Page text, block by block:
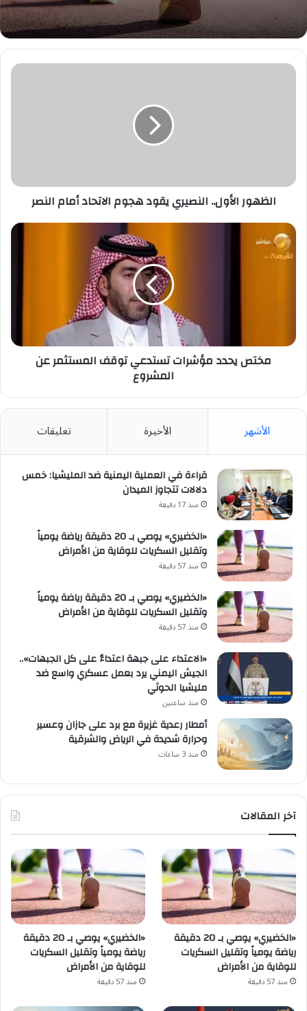
الظهور
الظهور الأول.. النصيري يقود هجوم الاتحاد أمام النصر
مختص
يحدد
مؤشرات
مختص يحدد مؤشرات تستدعي توقف المستثمر عن
المشروع
الأشهر الأخيرة تعليقات
قراءة في العملية اليمنية ضد المليشيا: خمس
دلالات تتجاوز الميدان
منذ 17 دقيقة
«الخضيري» يوصي بـ 20 دقيقة رياضة يومياً
وتقليل السكريات للوقاية من الأمراض
منذ 57 دقيقة
«الخضيري» يوصي بـ 20 دقيقة رياضة يومياً
وتقليل السكريات للوقاية من الأمراض
منذ 57 دقيقة
«الاعتداء على جبهة اعتداءٌ على كل الجبهات»..
الجيش اليمني يرد بعمل عسكري واسع ضد
مليشيا الحوثي
منذ ساعتين
أمطار رعدية غزيرة مع برد على جازان وعسير
وحرارة شديدة في الرياض والشرقية
منذ 3 ساعات
آخر المقالات
«الخضيري» يوصي بـ 20 دقيقة
رياضة يومياً وتقليل السكريات
للوقاية من الأمراض
منذ 57 دقيقة
«الخضيري» يوصي بـ 20 دقيقة
رياضة يومياً وتقليل السكريات
للوقاية من الأمراض
منذ 57 دقيقة